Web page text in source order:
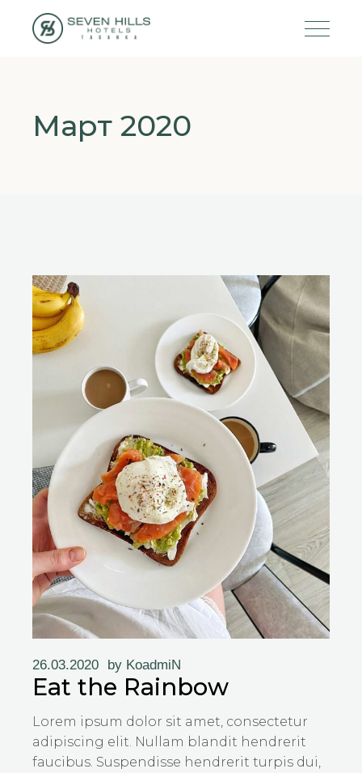
Март 2020
26.03.2020 by KoadmiN
Eat the Rainbow
Lorem ipsum dolor sit amet, consectetur
adipiscing elit. Nullam blandit hendrerit
faucibus. Suspendisse hendrerit turpis dui,